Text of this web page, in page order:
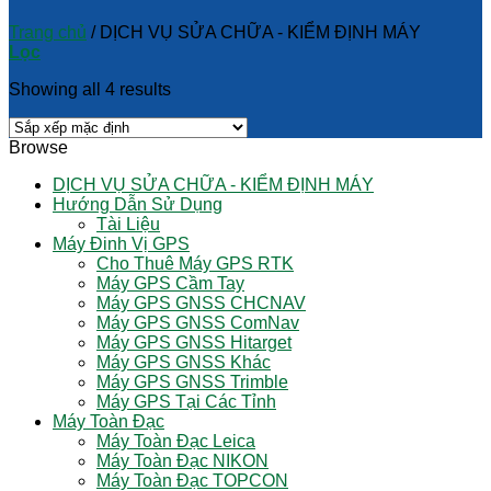
Trang chủ /DỊCH VỤ SỬA CHỮA - KIỂM ĐỊNH MÁY
Lọc
Showing all 4 results
Browse
DỊCH VỤ SỬA CHỮA - KIỂM ĐỊNH MÁY
Hướng Dẫn Sử Dụng
Tài Liệu
Máy Đinh Vị GPS
Cho Thuê Máy GPS RTK
Máy GPS Cầm Tay
Máy GPS GNSS CHCNAV
Máy GPS GNSS ComNav
Máy GPS GNSS Hitarget
Máy GPS GNSS Khác
Máy GPS GNSS Trimble
Máy GPS Tại Các Tỉnh
Máy Toàn Đạc
Máy Toàn Đạc Leica
Máy Toàn Đạc NIKON
Máy Toàn Đạc TOPCON